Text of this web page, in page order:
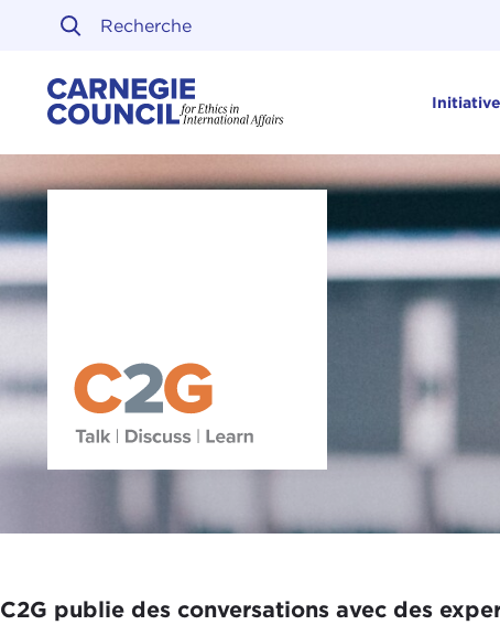
Skip to content
C2G publie des conversations avec des